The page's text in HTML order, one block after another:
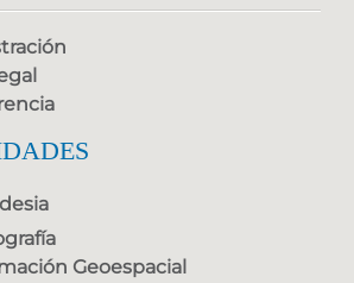
Geoespacial